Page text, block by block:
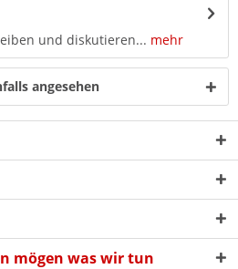
und diskutieren... mehr
angesehen
mögen was wir tun